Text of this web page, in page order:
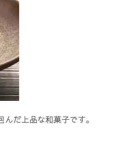
だ上品な和菓子です。